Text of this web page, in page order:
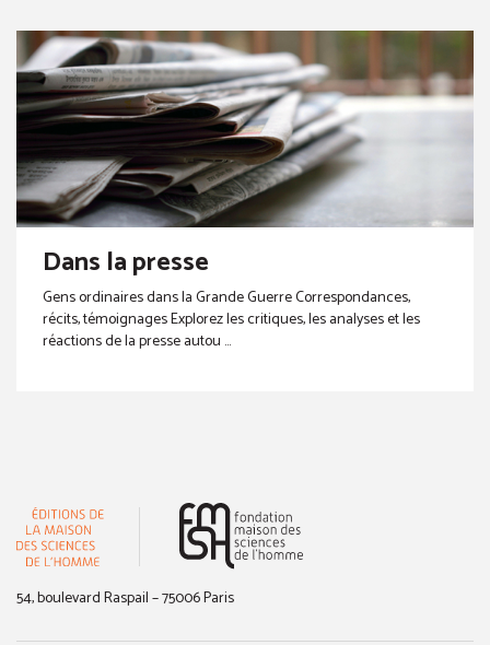
Dans la presse
Gens ordinaires dans la Grande Guerre Correspondances,
récits, témoignages Explorez les critiques, les analyses et les
réactions de la presse autou ...
54, boulevard Raspail – 75006 Paris